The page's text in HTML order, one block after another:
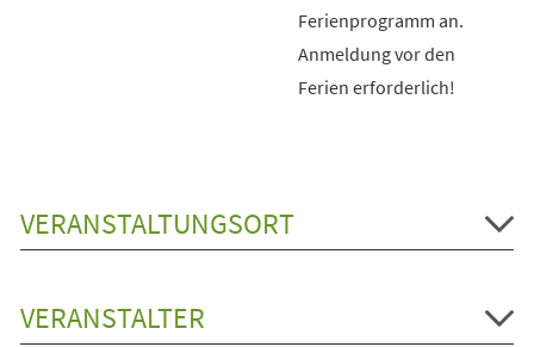
Ferienprogramm an.
Anmeldung vor den
Ferien erforderlich!
VERANSTALTUNGSORT
VERANSTALTER